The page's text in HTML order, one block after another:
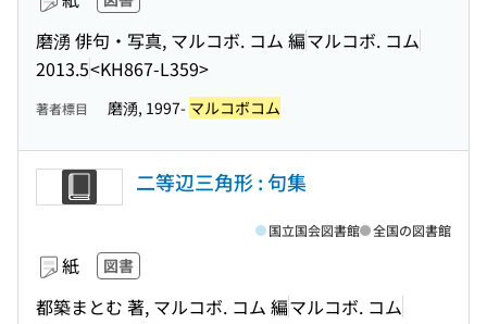
磨湧 俳句・写真, マルコボ. コム 編マルコボ. コム
2013.5<KH867-L359>
著者標目 磨湧, 1997- マルコボコム
二等辺三角形 : 句集
紙 図書
都築まとむ 著, マルコボ. コム 編マルコボ. コム
国立国会図書館 全国の図書館